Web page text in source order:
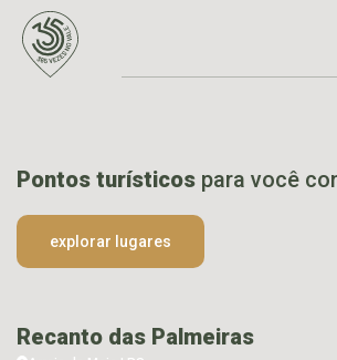
Pontos turísticos para você
explorar lugares
Recanto das Palmeiras